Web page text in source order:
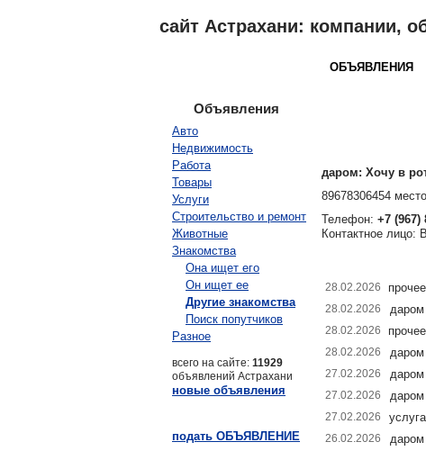
сайт Астрахани: компании,
ОБЪЯВЛЕНИЯ
даром: Хочу в
89678306454
Телефон: +7 (967)
Контактное лицо:
28.02.2026 прочее
28.02.2026 даром
28.02.2026 прочее
28.02.2026 даром
27.02.2026 даром
27.02.2026 даром
27.02.2026 услуга
26.02.2026 даром
Объявления
Авто
Недвижимость
Работа
Товары
Услуги
Строительство и ремонт
Животные
Знакомства
Она ищет его
Он ищет ее
Другие знакомства
Поиск попутчиков
Разное
всего на сайте: 11929
объявлений Астрахани
новые объявления
подать ОБЪЯВЛЕНИЕ